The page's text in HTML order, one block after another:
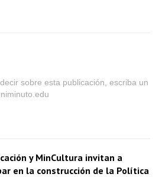
sobre esta publicación, escriba un
y MinCultura invitan a
en la construcción de la Política